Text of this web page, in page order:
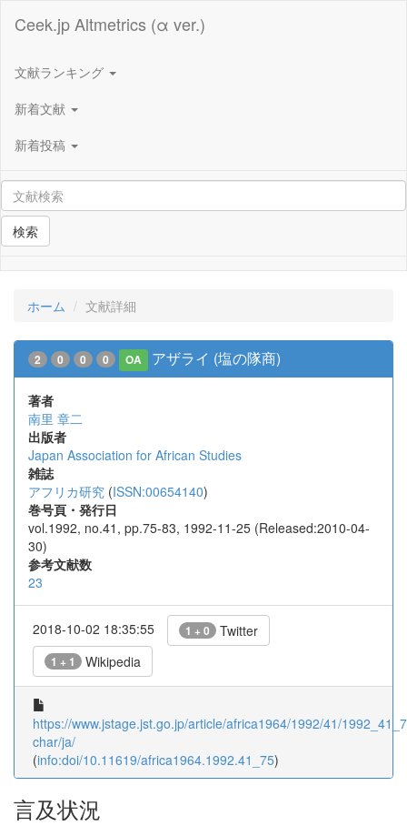
Ceek.jp Altmetrics (α ver.)
文献ランキング
新着文献
新着投稿
検索
ホーム 文献詳細
2 0 0 0 OA アザライ (塩の隊商)
著者
南里 章二
出版者
Japan Association for African Studies
雑誌
アフリカ研究 (ISSN:00654140)
巻号頁・発行日
vol.1992, no.41, pp.75-83, 1992-11-25 (Released:2010-04-
30)
参考文献数
23
2018-10-02 18:35:55 1 + 0 Twitter
1 + 1 Wikipedia
https://www.jstage.jst.go.jp/article/africa1964/1992/41/
char/ja/
(info:doi/10.11619/africa1964.1992.41_75)
言及状況